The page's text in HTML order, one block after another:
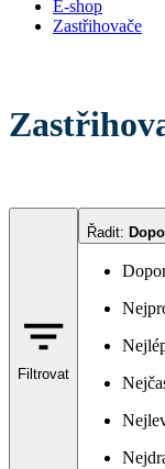
E-shop
Zastřihovače
Filtrovat
Řadit: